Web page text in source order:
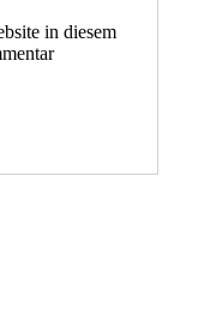
in diesem